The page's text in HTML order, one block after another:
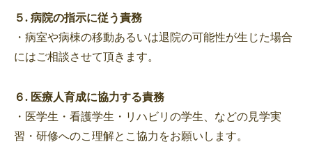
５. 病院の指示に従う責務
・病室や病棟の移動あるいは退院の可能性が生じた場合
にはご相談させて頂きます。
６. 医療人育成に協力する責務
・医学生・看護学生・リハビリの学生、などの見学実
習・研修へのこ理解とこ協力をお願いします。